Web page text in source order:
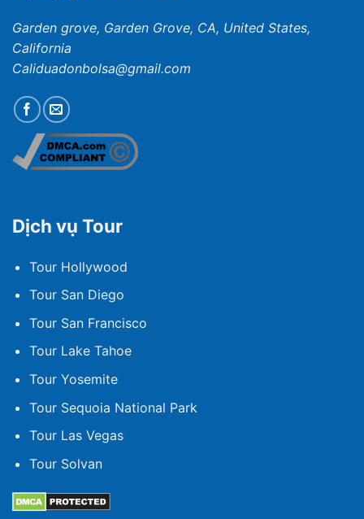
Garden grove, Garden Grove, CA, United States,
California
Caliduadonbolsa@gmail.com
Dịch vụ Tour
Tour Hollywood
Tour San Diego
Tour San Francisco
Tour Lake Tahoe
Tour Yosemite
Tour Sequoia National Park
Tour Las Vegas
Tour Solvan